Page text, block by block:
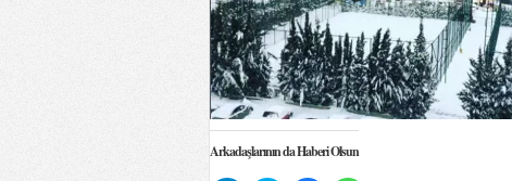
Arkadaşlarının da Haberi Olsun